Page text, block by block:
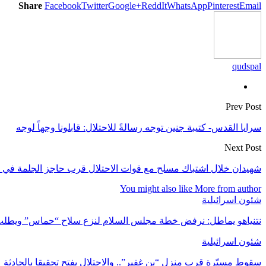
Share FacebookTwitterGoogle+ReddItWhatsAppPinterestEmail
qudspal
Prev Post
سرايا القدس- كتيبة جنين توجه رسالةً للاحتلال: قابلونا وجهاً لوجه
Next Post
شهيدان خلال اشتباك مسلح مع قوات الاحتلال قرب حاجز الجلمة في
You might also like More from author
شئون اسرائيلية
نتنياهو يماطل: نرفض خطة مجلس السلام لنزع سلاح “حماس”
شئون اسرائيلية
سقوط مسيّرة قرب منزل “بن غفير”.. والاحتلال يفتح تحقيقا بالحادثة